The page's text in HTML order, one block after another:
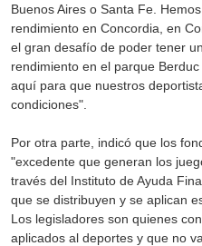
Buenos Aires o Santa Fe.
rendimiento en Concordia, en
el gran desafío de poder tener
rendimiento en el parque
aquí para que nuestros
condiciones".
Por otra parte, indicó que los
"excedente que generan los
través del Instituto de Ayuda
que se distribuyen y se aplican
Los legisladores son quienes
aplicados al deportes y que no